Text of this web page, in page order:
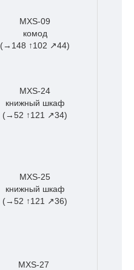
MXS-09
комод
(→148 ↑102 ↗44)
MXS-24
книжный шкаф
(→52 ↑121 ↗34)
MXS-25
книжный шкаф
(→52 ↑121 ↗36)
MXS-27